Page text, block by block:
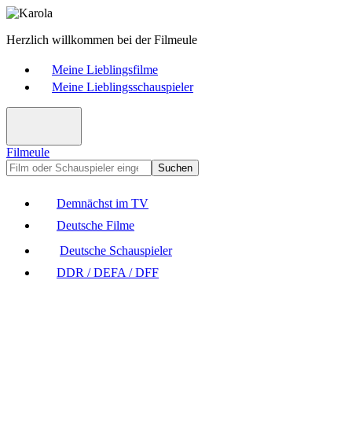
Herzlich willkommen bei der Filmeule
Meine Lieblingsfilme
Meine Lieblingsschauspieler
Filmeule
Suchen
Demnächst im TV
Deutsche Filme
Deutsche Schauspieler
DDR / DEFA / DFF